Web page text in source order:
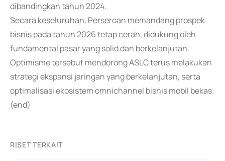
dibandingkan tahun 2024.
Secara keseluruhan, Perseroan memandang prospek
bisnis pada tahun 2026 tetap cerah, didukung oleh
fundamental pasar yang solid dan berkelanjutan.
Optimisme tersebut mendorong ASLC terus melakukan
strategi ekspansi jaringan yang berkelanjutan, serta
optimalisasi ekosistem omnichannel bisnis mobil bekas.
(end)
RISET TERKAIT